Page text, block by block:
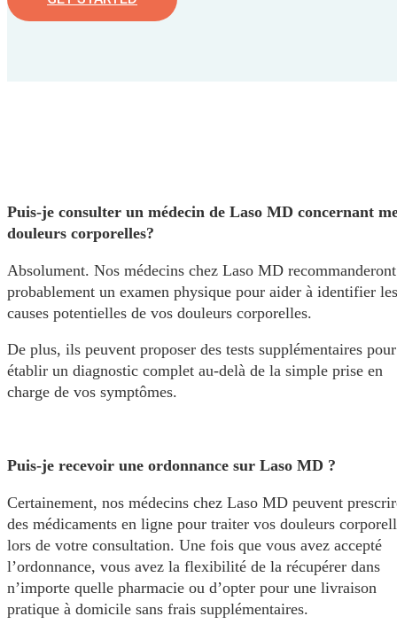
Puis-je consulter un médecin de Laso MD concernant
douleurs corporelles?
Absolument. Nos médecins chez Laso MD recommanderont
probablement un examen physique pour aider à identifier les
causes potentielles de vos douleurs corporelles.
De plus, ils peuvent proposer des tests supplémentaires pour
établir un diagnostic complet au-delà de la simple prise en
charge de vos symptômes.
Puis-je recevoir une ordonnance sur Laso MD ?
Certainement, nos médecins chez Laso MD peuvent
des médicaments en ligne pour traiter vos douleurs
lors de votre consultation. Une fois que vous avez accepté
l’ordonnance, vous avez la flexibilité de la récupérer dans
n’importe quelle pharmacie ou d’opter pour une livraison
pratique à domicile sans frais supplémentaires.